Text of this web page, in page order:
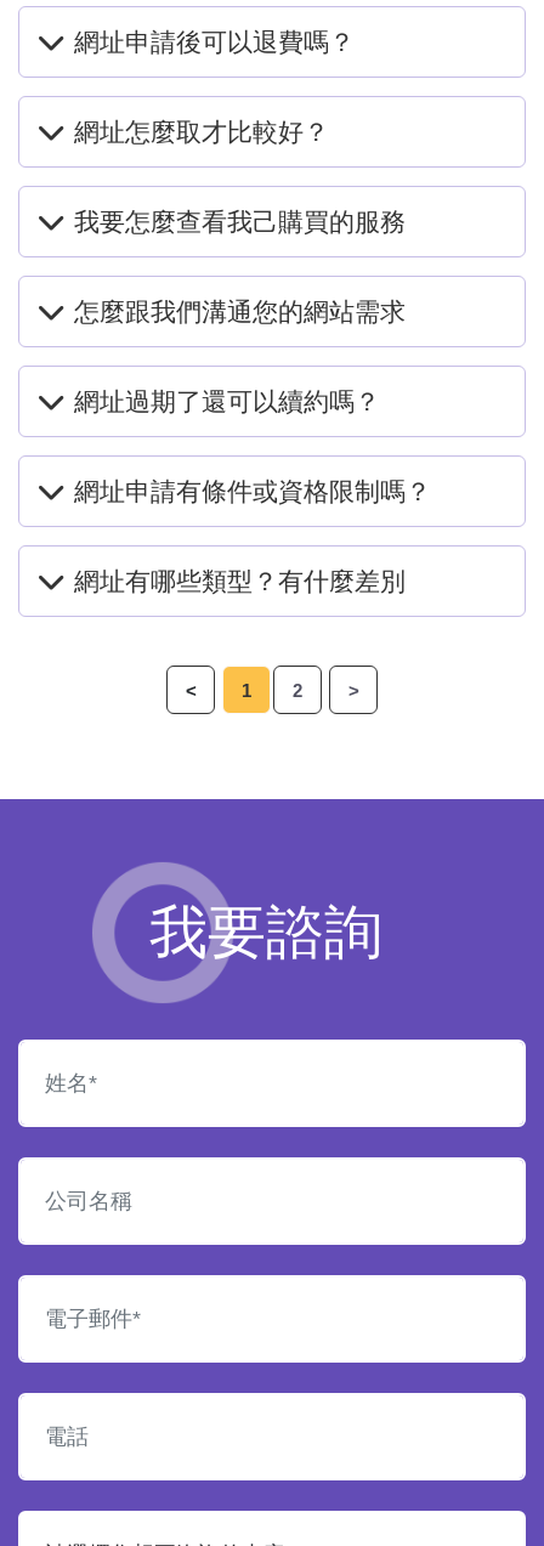
網址申請後可以退費嗎？
網址怎麼取才比較好？
我要怎麼查看我己購買的服務
怎麼跟我們溝通您的網站需求
網址過期了還可以續約嗎？
網址申請有條件或資格限制嗎？
網址有哪些類型？有什麼差別
< 1 2 >
我要諮詢